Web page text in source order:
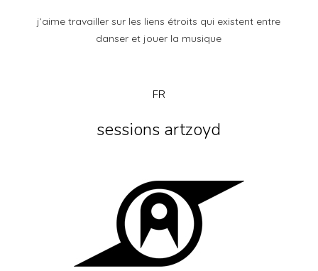
j’aime travailler sur les liens étroits qui existent entre
danser et jouer la musique
FR
sessions artzoyd